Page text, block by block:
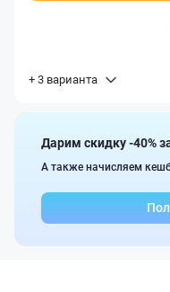
+ 3 варианта
Дарим скидку -40%
А также начисляем